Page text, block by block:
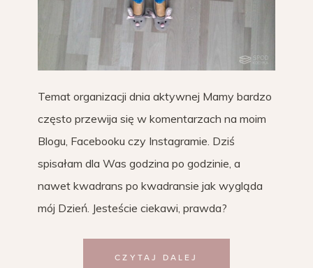
Temat organizacji dnia aktywnej Mamy bardzo
często przewija się w komentarzach na moim
Blogu, Facebooku czy Instagramie. Dziś
spisałam dla Was godzina po godzinie, a
nawet kwadrans po kwadransie jak wygląda
mój Dzień. Jesteście ciekawi, prawda?
CZYTAJ DALEJ